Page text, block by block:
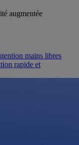
augmentée
mains libres
rapide et